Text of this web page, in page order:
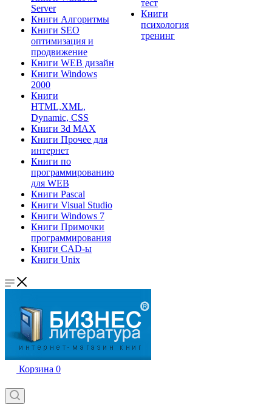
Server
Книги Алгоритмы
Книги SEO
оптимизация и
продвижение
Книги WEB дизайн
Книги Windows
2000
Книги
HTML,XML,
Dynamic, CSS
Книги 3d MAX
Книги Прочее для
интернет
Книги по
программированию
для WEB
Книги Pascal
Книги Visual Studio
Книги Windows 7
Книги Примочки
программирования
Книги CAD-ы
Книги Unix
тест
Книги
психология
тренинг
Корзина 0